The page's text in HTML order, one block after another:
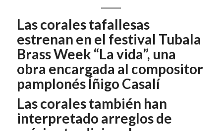
Las corales tafallesas
estrenan en el festival Tubala
Brass Week “La vida”, una
obra encargada al compositor
pamplonés Íñigo Casalí
Las corales también han
interpretado arreglos de